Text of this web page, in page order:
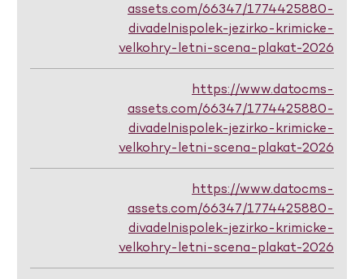
assets.com/66347/1774425880-
divadelnispolek-jezirko-krimicke-
velkohry-letni-scena-plakat-2026
https://www.datocms-
assets.com/66347/1774425880-
divadelnispolek-jezirko-krimicke-
velkohry-letni-scena-plakat-2026
https://www.datocms-
assets.com/66347/1774425880-
divadelnispolek-jezirko-krimicke-
velkohry-letni-scena-plakat-2026